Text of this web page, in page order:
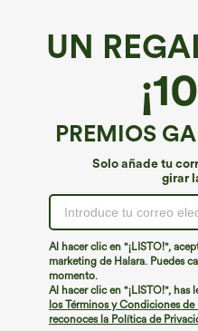
UN
PREMIOS
Solo añade tu
girar
Al hacer clic en "¡LISTO!",
marketing de Halara. Puedes
momento.
Al hacer clic en "¡LISTO!", has
los Términos y Condiciones de
reconoces la Política de
€31,95 EUR
Compra 2 y llévate 1 gratis
Pantalones Halara Flex™ de oficina de
tiro alto ligeramente acampanados con